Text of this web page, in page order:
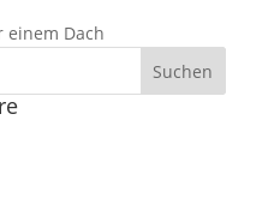
einem Dach